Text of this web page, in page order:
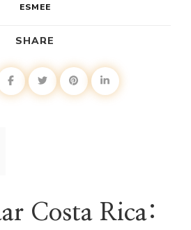
ESMEE
SHARE
Costa Rica: